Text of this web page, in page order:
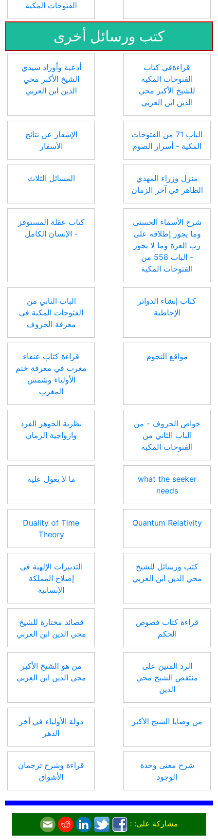
الفتوحات المكية
كتب ورسائل أخرى
قراءةفي كتاب
الفتوحات المكية
للشيخ الأكبر محي
الدين ابن العربي
أدعية وأوراد سيدي
الشيخ الأكبر محي
الدين ابن العربي
الباب 71 من الفتوحات
المكية - أسرار الصوم
الإسفار عن نتائج
الأسفار
منزل وزراء المهدي
الظاهر في آخر الزمان
المسائل الثلاث
شرح الأسماء الحسنى
وما يجوز إطلاقه على
رب العزة وما لا يجوز
- الباب 558 من
الفتوحات المكية
كتاب عقلة المستوفز
- الإنسان الكامل
كتاب إنشاء الدوائر
الإحاطية
الباب الثاني من
الفتوحات المكية في
معرفة الحروف
مواقع النجوم
قراءة كتاب عنقاء
مغرب في معرفة ختم
الأولياء وشمس
المغرب
خواص الحروف - من
الباب الثاني من
الفتوحات المكية
نظرية الجوهر الفرد
وازواجية الزمان
what the seeker
needs
ما لا يعول عليه
Quantum Relativity
Duality of Time
Theory
كتب ورسائل للشيخ
محي الدين ابن العربي
التدبيرات الإلهية في
إصلاح المملكة
الإنسانية
قراءة كتاب فصوص
الحكم
قصائد مختارة للشيخ
محي الدين ابن العربي
الرد المتين على
منتقص الشيخ محي
الدين
من هو الشيخ الأكبر
محي الدين ابن العربي
من وصايا الشيخ الأكبر
دولة الأولياء في آخر
الدهر
شرح معنى وحدة
الوجود
قراءة وشرح ترجمان
الأشواق
مشاركة على: :